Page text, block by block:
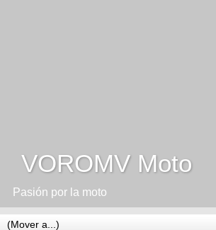
VOROMV Moto
Pasión por la moto